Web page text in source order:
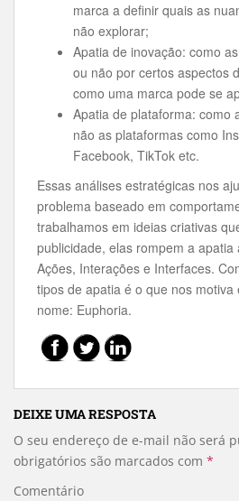
marca a definir quais as
não explorar;
Apatia de inovação: como
ou não por certos aspectos
como uma marca pode se
Apatia de plataforma: como
não as plataformas como
Facebook, TikTok etc.
Essas análises estratégicas nos
problema baseado em
trabalhamos em ideias criativas
publicidade, elas rompem a
Ações, Interações e Interfaces.
tipos de apatia é o que nos motiva
nome: Euphoria.
DEIXE UMA RESPOSTA
O seu endereço de e-mail não será
obrigatórios são marcados com *
Comentário